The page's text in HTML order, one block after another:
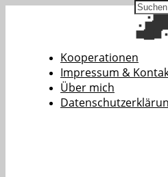
Kooperationen
Impressum &
Über mich